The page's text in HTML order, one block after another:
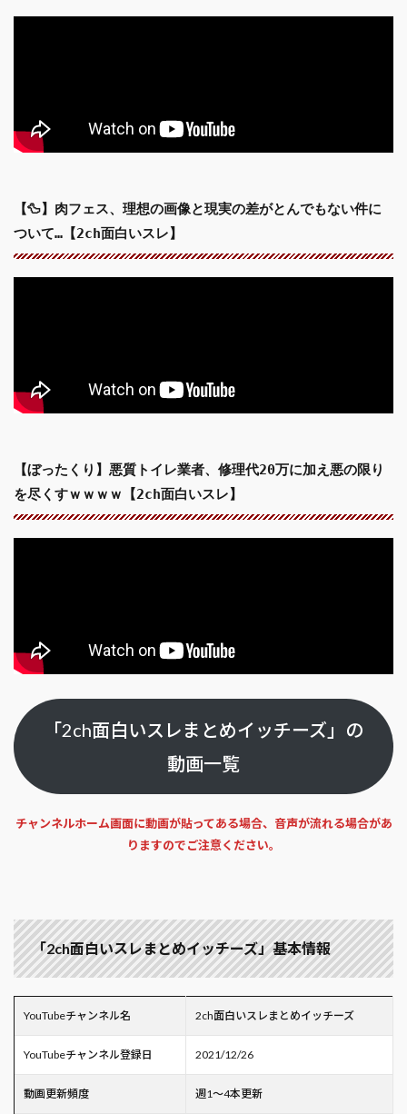
【🦆】肉フェス、理想の画像と現実の差がとんでもない件に
ついて…【2ch面白いスレ】
【ぼったくり】悪質トイレ業者、修理代20万に加え悪の限り
を尽くすｗｗｗｗ【2ch面白いスレ】
「2ch面白いスレまとめイッチーズ」の
動画一覧
チャンネルホーム画面に動画が貼ってある場合、音声が流れる場合があ
りますのでご注意ください。
「2ch面白いスレまとめイッチーズ」基本情報
YouTubeチャンネル名 2ch面白いスレまとめイッチーズ
YouTubeチャンネル登録日 2021/12/26
動画更新頻度 週1～4本更新